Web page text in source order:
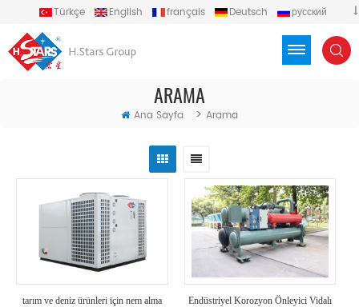
Türkçe English français Deutsch
русский
ARAMA
Ana Sayfa > Arama
tarım ve deniz ürünleri için nem alma
Endüstriyel Korozyon Önleyici Vidalı